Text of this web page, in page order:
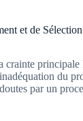
et de
crainte principale
du
par un